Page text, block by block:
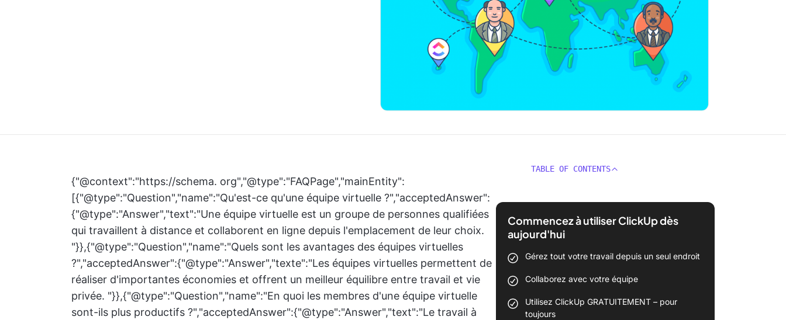
{"@context":"https://schema. org","@type":"FAQPage","mainEntity":
[{"@type":"Question","name":"Qu'est-ce qu'une équipe virtuelle ?","acceptedAnswer":
{"@type":"Answer","text":"Une équipe virtuelle est un groupe de personnes qualifiées
qui travaillent à distance et collaborent en ligne depuis l'emplacement de leur choix.
"}},{"@type":"Question","name":"Quels sont les avantages des équipes virtuelles
?","acceptedAnswer":{"@type":"Answer","texte":"Les équipes virtuelles permettent de
réaliser d'importantes économies et offrent un meilleur équilibre entre travail et vie
privée. "}},{"@type":"Question","name":"En quoi les membres d'une équipe virtuelle
sont-ils plus productifs ?","acceptedAnswer":{"@type":"Answer","text":"Le travail à
TABLE OF CONTENTS
Commencez à utiliser ClickUp dès
aujourd'hui
Gérez tout votre travail depuis un seul endroit
Collaborez avec votre équipe
Utilisez ClickUp GRATUITEMENT – pour
toujours